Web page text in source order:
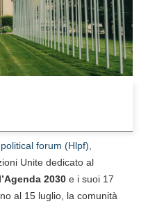
forum (Hlpf),
Unite dedicato al
2030 e i suoi 17
al 15 luglio, la comunità